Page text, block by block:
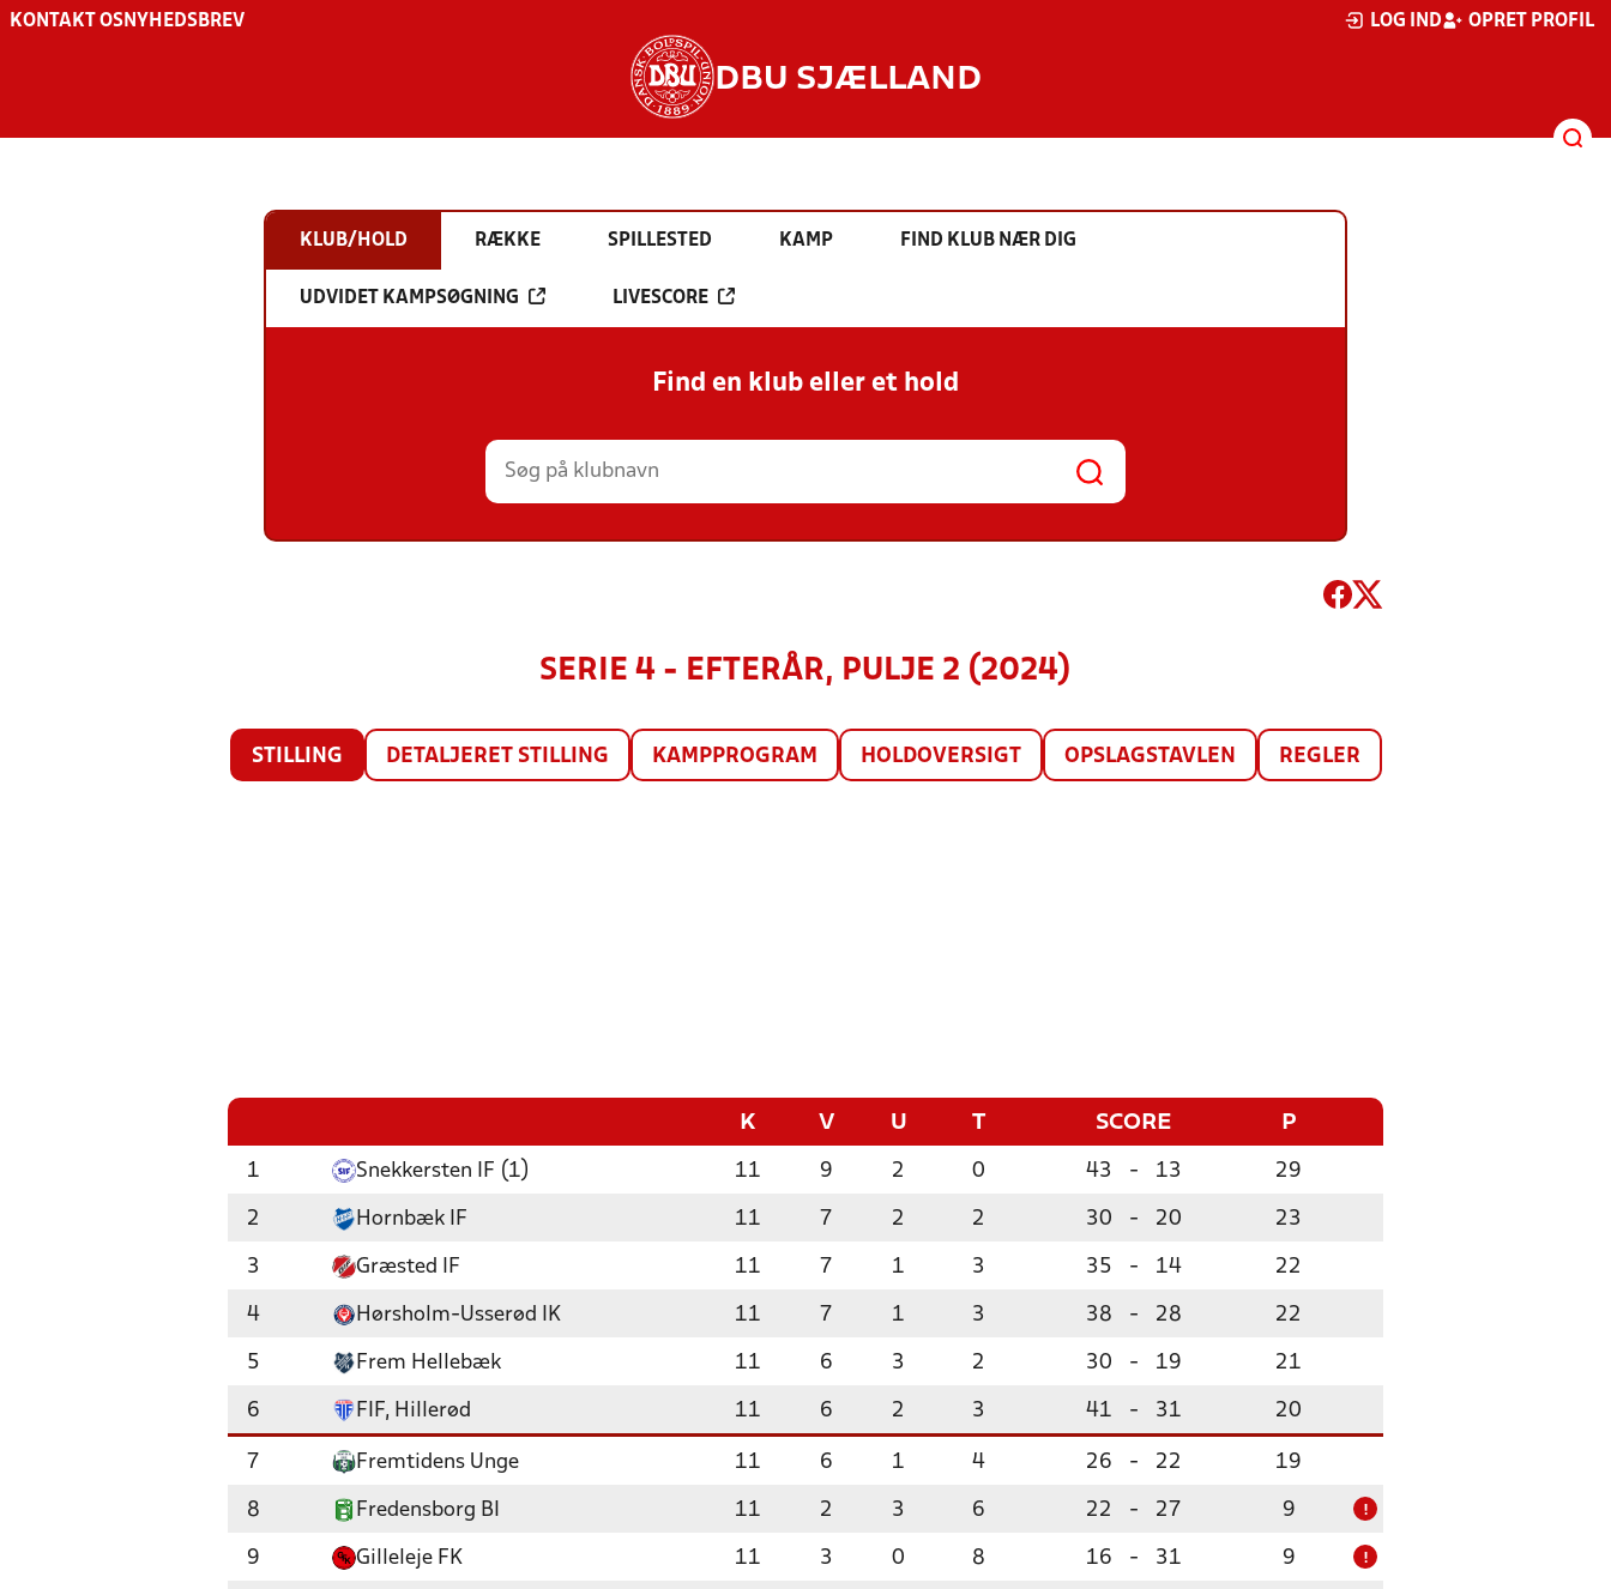
KONTAKT OS NYHEDSBREV LOG IND OPRET PROFIL
DBU SJÆLLAND
KLUB/HOLD RÆKKE SPILLESTED KAMP FIND KLUB NÆR DIG
UDVIDET KAMPSØGNING LIVESCORE
Find en klub eller et hold
SERIE 4 - EFTERÅR, PULJE 2 (2024)
STILLING DETALJERET STILLING KAMPPROGRAM HOLDOVERSIGT OPSLAGSTAVLEN REGLER
K V U T SCORE P
1 Snekkersten IF (1) 11 9 2 0 43 - 13 29
2 Hornbæk IF 11 7 2 2 30 - 20 23
3 Græsted IF 11 7 1 3 35 - 14 22
4 Hørsholm-Usserød IK 11 7 1 3 38 - 28 22
5 Frem Hellebæk 11 6 3 2 30 - 19 21
6 FIF, Hillerød 11 6 2 3 41 - 31 20
7 Fremtidens Unge 11 6 1 4 26 - 22 19
8 Fredensborg BI 11 2 3 6 22 - 27 9 !
9 Gilleleje FK 11 3 0 8 16 - 31 9 !